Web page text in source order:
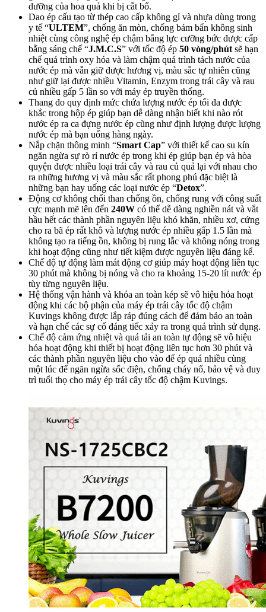
Thương hiệu:KUVINGS Mã sản phẩm:
Còn hàng
5.950.000₫ Giá niêm yết:7.990.000₫ Tiết kiệm:2.040.000₫
Số lượng:
+
Mua ngay Giao tận nơi hoặc nhận tại cửa hàng
Trả góp qua
Công ty tài chính Trả góp qua
Thẻ tín dụng
Gọi0364833737để tư vấn mua hàng
Đánh giá chi tiết Máy ép trái cây tốc độ chậm Kuvings NS-
1725CBC2 (400ml)
Thiết kế hài hòa với cảm giác sang trọng, hiện đại và tinh tế
với độ bền cao theo thời gian sử dụng.
Sản phẩm không chứa chất gây ung thư “PFOA
cao cấpTritan BPA FreevàABSkhông chứa chất độc hại
và trong suốt giúp bạn dễ quan sát quá trình ép trái cây.
Các bộ phận của máy ép tốc độ chậm dễ dàng tháo rời để
thuận tiện vệ sinh.
Chổi xoay vệ sinh được thiết kế dành riêng cho tất cả các máy
ép trái cây tốc độ chậm hiệu Kuvings giúp bạn dễ dàng vệ
sinh và tiết kiệm thời gian vệ sinh.
Bảng điều khiển một nút nhấn đơn giản và dễ dàng sử dụng
với chức năng : tắt, mở và đảo ngược (khi nguyên liệu bị kẹt).
Miệng máy ép nguyên trái lẫy tự động thông minh 2 trong 1
thế hệ mới “O Type Flap Gate” với 2 miệng ép trong 1
(miệng ép nguyên trái củ quả và miệng ép rau) được cấp bằng
sáng chế với đường kính 82mm ép cả quả mà không cần phải
cắt lát và dùng sức để đẩy trái cây giúp bạn tiết kiệm 50% thời
gian chuẩn bị nguyên liệu cũng như hạn chế mất chất dinh
dưỡng của hoa quả khi bị cắt bổ.
Dao ép cấu tạo từ thép cao cấp không gỉ và nhựa dùng trong
y tế “ULTEM ”, chống ăn mòn, chống bám bẩn không sinh
chế quá trình oxy hóa và làm chậm quá trình tách nước của
nước ép mà vẫn giữ được hương vị, màu sắc tự nhiên cũng
củ nhiều gấp 5 lần so với máy ép truyền thống.
Thang đo quy định mức chứa lượng nước ép tối đa được
khắc trong hộp ép giúp bạn dễ dàng nhận biết khi nào rót
nước ép ra ca đựng nước ép cũng như định lượng được lượng
nước ép mà bạn uống hàng ngày.
Nắp chặn thông minh “ Smart Cap
” với thiết kế cao su kín
ngăn ngừa sự rò rỉ nước ép trong khi ép giúp bạn ép và hòa
quyện được nhiều loại trái cây và rau củ quả lại với nhau cho
ra những hương vị và màu sắc rất phong phú đặc biệt là
những bạn hay uống các loại nước ép “Detox”.
Động cơ không chổi than chống ồn, chống rung với công suất
cực mạnh mẽ lên đến
có thể dễ dàng nghiền nát và vắt
hầu hết các thành phần nguyên liệu khó khăn, nhiều xơ, cứng
cho ra bã ép rất khô và lượng nước ép nhiều gấp 1.5 lần mà
không tạo ra tiếng ồn, không bị rung lắc và không nóng trong
khi hoạt động cũng như tiết kiệm được nguyên liệu đáng kể.